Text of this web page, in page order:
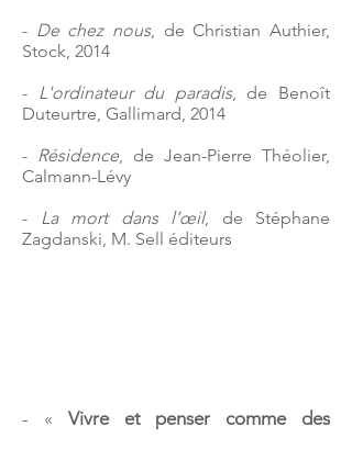
- De chez nous, de Christian Authier,
Stock, 2014
- L'ordinateur du paradis, de Benoît
Duteurtre, Gallimard, 2014
- Résidence, de Jean-Pierre Théolier,
Calmann-Lévy
- La mort dans l’œil, de Stéphane
Zagdanski, M. Sell éditeurs
- « Vivre et penser comme des